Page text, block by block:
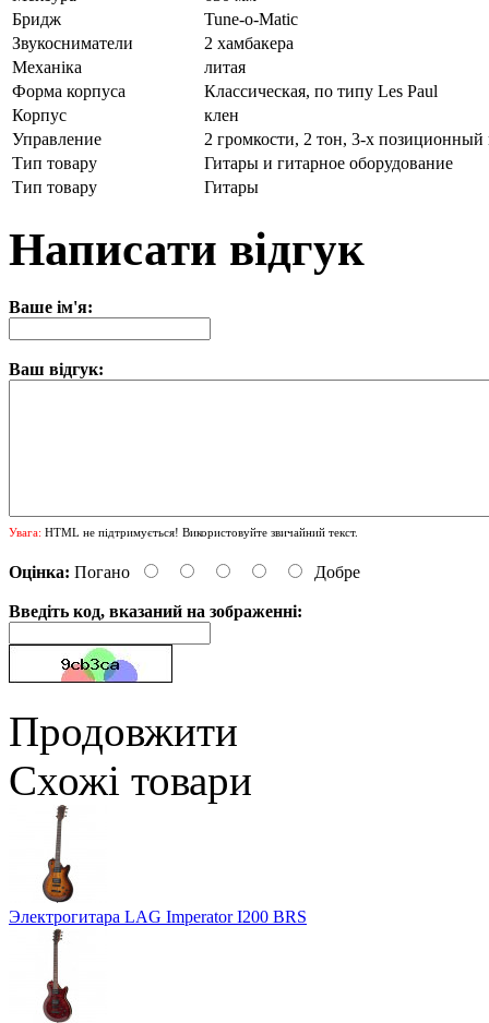
Бридж
Tune-o-Matic
Звукосниматели
2 хамбакера
Механіка
литая
Форма корпуса
Классическая, по типу Les Paul
Корпус
клен
Управление
2 громкости, 2 тон, 3-х позиционный
Тип товару
Гитары и гитарное оборудование
Тип товару
Гитары
Написати відгук
Ваше ім'я:
Ваш відгук:
Увага: HTML не підтримується! Використовуйте звичайний текст.
Оцінка: Погано Добре
Введіть код, вказаний на зображенні:
Продовжити
Схожі товари
Электрогитара LAG Imperator I200 BRS